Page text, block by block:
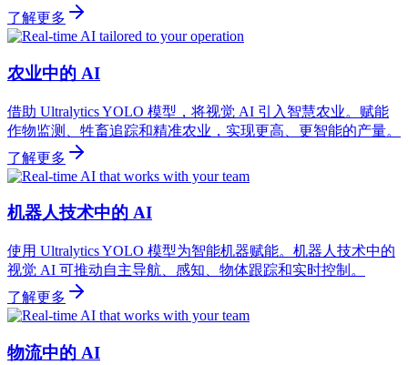
了解更多
农业中的 AI
借助 Ultralytics YOLO 模型，将视觉 AI 引入智慧农业。赋能
作物监测、牲畜追踪和精准农业，实现更高、更智能的产量。
了解更多
机器人技术中的 AI
使用 Ultralytics YOLO 模型为智能机器赋能。机器人技术中的
视觉 AI 可推动自主导航、感知、物体跟踪和实时控制。
了解更多
物流中的 AI